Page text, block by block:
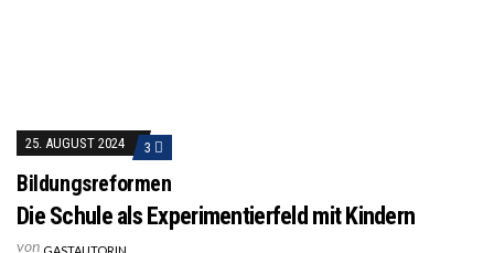
25. AUGUST 2024 3
Bildungsreformen
Die Schule als Experimentierfeld mit Kindern
von GASTAUTORIN